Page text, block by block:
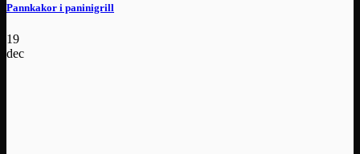
Pannkakor i paninigrill
19
dec